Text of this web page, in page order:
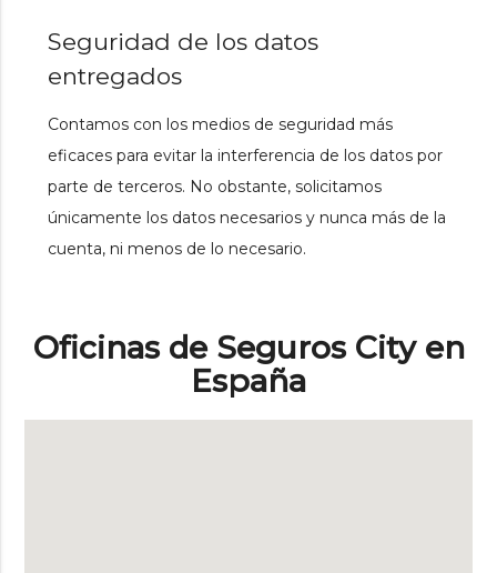
Seguridad de los datos
entregados
Contamos con los medios de seguridad más
eficaces para evitar la interferencia de los datos por
parte de terceros. No obstante, solicitamos
únicamente los datos necesarios y nunca más de la
cuenta, ni menos de lo necesario.
Oficinas de Seguros City en
España